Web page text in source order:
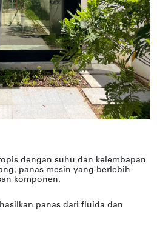
dengan suhu dan kelembapan
panas mesin yang berlebih
komponen.
panas dari fluida dan